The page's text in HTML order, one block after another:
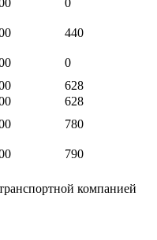
0
440
0
628
628
780
790
компанией